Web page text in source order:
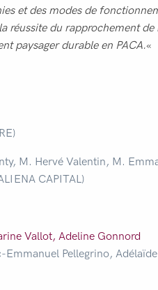
et des modes de
réussite du rapprochement
paysager durable en PACA.«
M. Hervé Valentin, M.
CAPITAL)
Vallot, Adeline Gonnord
Pellegrino,